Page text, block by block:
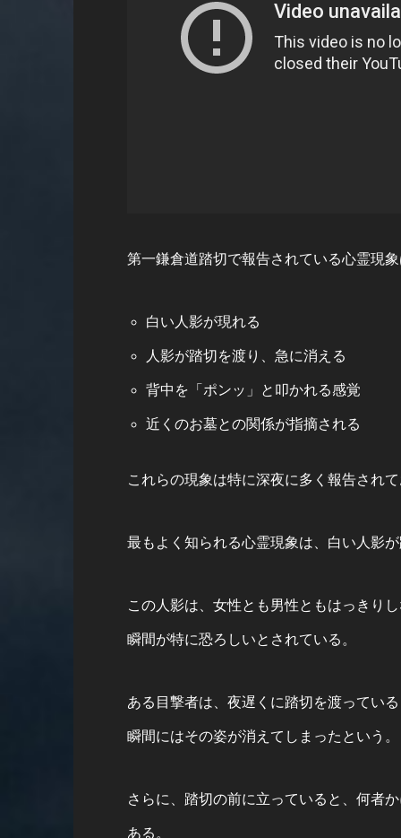
第一鎌倉道踏切で報告されている心霊現
白い人影が現れる
人影が踏切を渡り、急に消える
背中を「ポンッ」と叩かれる感覚
近くのお墓との関係が指摘される
これらの現象は特に深夜に多く報告され
最もよく知られる心霊現象は、白い人影
この人影は、女性とも男性ともはっきり
瞬間が特に恐ろしいとされている。
ある目撃者は、夜遅くに踏切を渡ってい
瞬間にはその姿が消えてしまったという。
さらに、踏切の前に立っていると、何者
ある。